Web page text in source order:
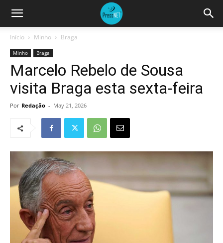
Início Minho Braga
Minho Braga
Marcelo Rebelo de Sousa
visita Braga esta sexta-feira
Por Redação - May 21, 2026